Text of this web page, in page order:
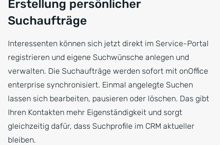
Erstellung persönlicher
Suchaufträge
Interessenten können sich jetzt direkt im Service-Portal
registrieren und eigene Suchwünsche anlegen und
verwalten. Die Suchaufträge werden sofort mit onOffice
enterprise synchronisiert. Einmal angelegte Suchen
lassen sich bearbeiten, pausieren oder löschen. Das gibt
Ihren Kontakten mehr Eigenständigkeit und sorgt
gleichzeitig dafür, dass Suchprofile im CRM aktueller
bleiben.